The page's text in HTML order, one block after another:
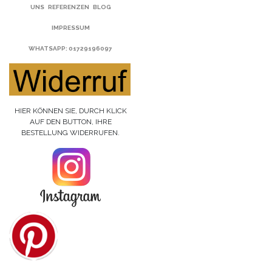
UNS REFERENZEN BLOG
IMPRESSUM
WHATSAPP: 01729196097
HIER KÖNNEN SIE, DURCH KLICK
AUF DEN BUTTON, IHRE
BESTELLUNG WIDERRUFEN.